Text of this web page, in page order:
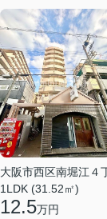
大阪市西区南堀江４
1LDK (31.52㎡)
12.5万円